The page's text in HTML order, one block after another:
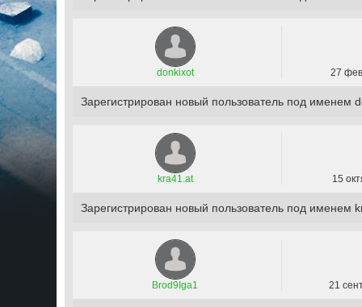
donkixot 27
Зарегистрирован новый пользователь под именем
kra41.at 15
Зарегистрирован новый пользователь под именем
Brod9Iga1 21